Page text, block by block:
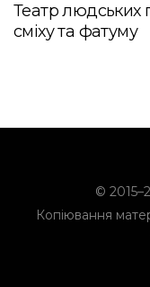
Театр людських
сміху та фатуму
©
Копіювання